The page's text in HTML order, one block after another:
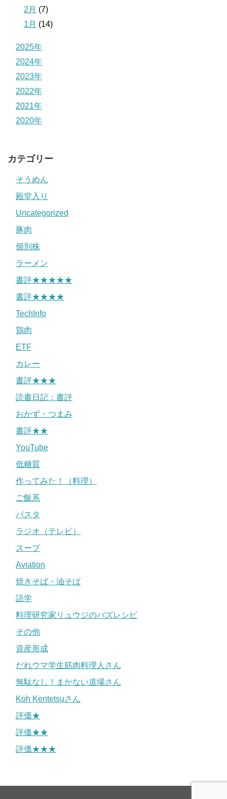
2月 (7)
1月 (14)
2025年
2024年
2023年
2022年
2021年
2020年
カテゴリー
そうめん
殿堂入り
Uncategorized
豚肉
個別株
ラーメン
書評★★★★★
書評★★★★
TechInfo
鶏肉
ETF
カレー
書評★★★
読書日記：書評
おかず・つまみ
書評★★
YouTube
低糖質
作ってみた！（料理）
ご飯系
パスタ
ラジオ（テレビ）
スープ
Aviation
焼きそば・油そば
語学
料理研究家リュウジのバズレシピ
その他
資産形成
だれウマ学生筋肉料理人さん
無駄なし！まかない道場さん
Koh Kentetsuさん
評価★
評価★★
評価★★★